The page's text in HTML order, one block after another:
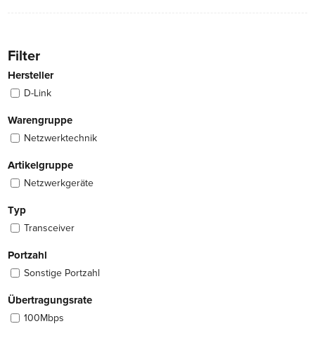
Filter
Hersteller
D-Link
Warengruppe
Netzwerktechnik
Artikelgruppe
Netzwerkgeräte
Typ
Transceiver
Portzahl
Sonstige Portzahl
Übertragungsrate
100Mbps